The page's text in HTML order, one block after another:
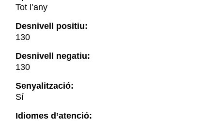
Tot l’any
Desnivell positiu:
130
Desnivell negatiu:
130
Senyalització:
Sí
Idiomes d’atenció: